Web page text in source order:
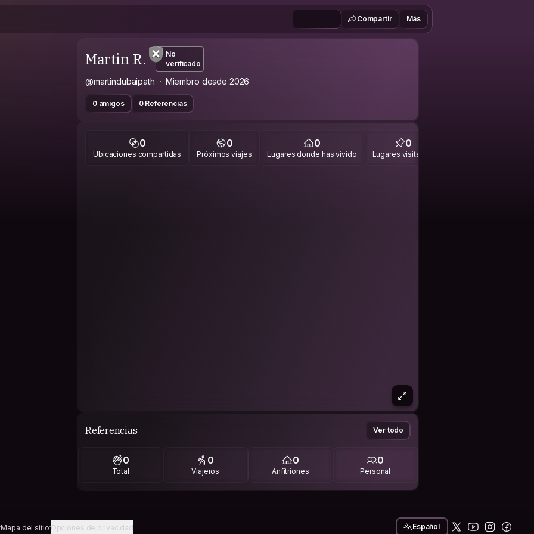
Compartir Más
Martin R.
No
verificado
@martindubaipath Miembro desde 2026
0 amigos 0 Referencias
0
Ubicaciones compartidas
0
Próximos viajes
0
Lugares donde has vivido
0
Lugares visitados
Referencias Ver todo
0
Total
0
Viajeros
0
Anfitriones
0
Personal
Mapa del sitioOpciones de privacidad Español